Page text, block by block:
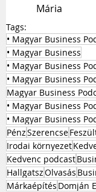
Mária
Tags:
• Magyar Business
• Magyar Business
• Magyar Business
• Magyar Business
Magyar Business
• Magyar Business
• Magyar Business
PénzSzerencse
Irodai környezet
Kedvenc podcast
HallgatszOlvasás
Márkaépítés Domján